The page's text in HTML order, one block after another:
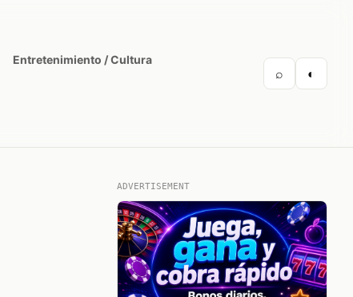
Entretenimiento / Cultura
⌕ ◐
ADVERTISEMENT